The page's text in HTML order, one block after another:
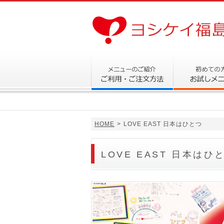
HOME > LOVE EAST 日本はひとつ
LOVE EAST 日本はひ